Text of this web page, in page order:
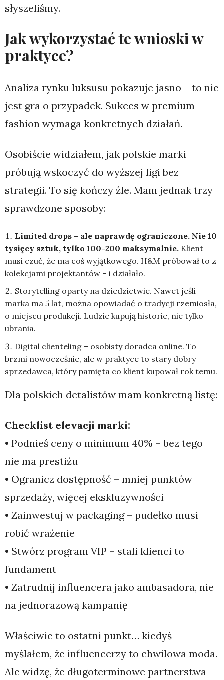
słyszeliśmy.
Jak wykorzystać te wnioski w
praktyce?
Analiza rynku luksusu pokazuje jasno – to nie
jest gra o przypadek. Sukces w premium
fashion wymaga konkretnych działań.
Osobiście widziałem, jak polskie marki
próbują wskoczyć do wyższej ligi bez
strategii. To się kończy źle. Mam jednak trzy
sprawdzone sposoby:
Limited drops – ale naprawdę ograniczone. Nie 10
tysięcy sztuk, tylko 100-200 maksymalnie. Klient
musi czuć, że ma coś wyjątkowego. H&M próbował to z
kolekcjami projektantów – i działało.
Storytelling oparty na dziedzictwie. Nawet jeśli
marka ma 5 lat, można opowiadać o tradycji rzemiosła,
o miejscu produkcji. Ludzie kupują historie, nie tylko
ubrania.
Digital clienteling – osobisty doradca online. To
brzmi nowocześnie, ale w praktyce to stary dobry
sprzedawca, który pamięta co klient kupował rok temu.
Dla polskich detalistów mam konkretną listę:
Checklist elevacji marki:
• Podnieś ceny o minimum 40% – bez tego
nie ma prestiżu
• Ogranicz dostępność – mniej punktów
sprzedaży, więcej ekskluzywności
• Zainwestuj w packaging – pudełko musi
robić wrażenie
• Stwórz program VIP – stali klienci to
fundament
• Zatrudnij influencera jako ambasadora, nie
na jednorazową kampanię
Właściwie to ostatni punkt… kiedyś
myślałem, że influencerzy to chwilowa moda.
Ale widzę, że długoterminowe partnerstwa